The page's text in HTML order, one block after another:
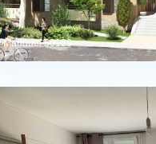
Manduel 30129